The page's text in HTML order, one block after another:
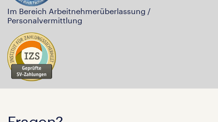
Im Bereich Arbeitnehmerüberlassung /
Personalvermittlung